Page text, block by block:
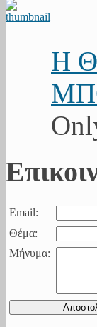
Η
Email:
Θέμα:
Μήνυμα: